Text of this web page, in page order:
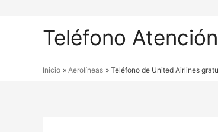
Teléfono
Inicio Aerolíneas Teléfono de United Airlines